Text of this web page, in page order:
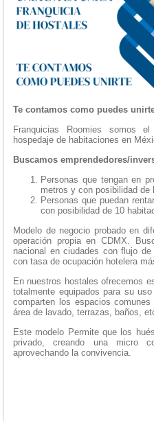
Te contamos como puedes
Franquicias Roomies somos
hospedaje de habitaciones en
Buscamos emprendedores/
Personas que tengan en
metros y con posibilidad
Personas que puedan
con posibilidad de 10
Modelo de negocio probado en
operación propia en CDMX.
nacional en ciudades con flujo
con tasa de ocupación hotelera
En nuestros hostales ofrecemos
totalmente equipados para su
comparten los espacios
área de lavado, terrazas, baños,
Este modelo Permite que los
privado, creando una micro
aprovechando la convivencia.